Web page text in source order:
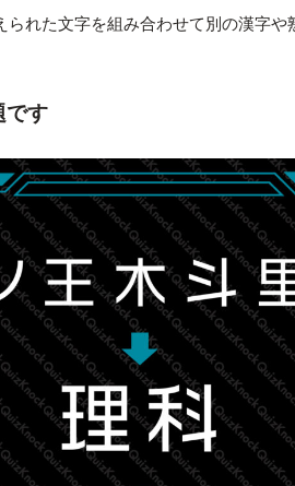
られた文字を組み合わせて別の漢字
です